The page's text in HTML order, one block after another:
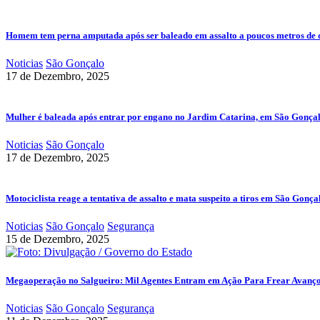
Homem tem perna amputada após ser baleado em assalto a poucos metros de
Noticias São Gonçalo
17 de Dezembro, 2025
Mulher é baleada após entrar por engano no Jardim Catarina, em São
Noticias São Gonçalo
17 de Dezembro, 2025
Motociclista reage a tentativa de assalto e mata suspeito a tiros em São
Noticias São Gonçalo Segurança
15 de Dezembro, 2025
Megaoperação no Salgueiro: Mil Agentes Entram em Ação Para Frear
Noticias São Gonçalo Segurança